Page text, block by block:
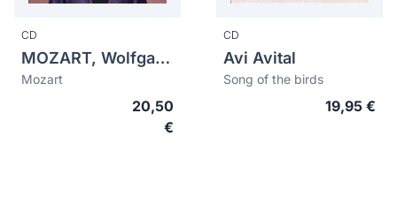
CD
MOZART, Wolfgang Amadeus (1756-1791)
Mozart
20,50
€
CD
Avi Avital
Song of the birds
19,95 €